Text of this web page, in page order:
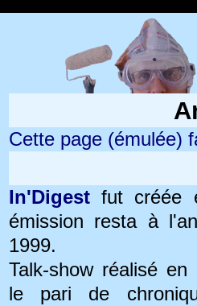
Cette page (émulée)
In'Digestfut créée
émission resta à
1999.
Talk-show réalisé
le pari de